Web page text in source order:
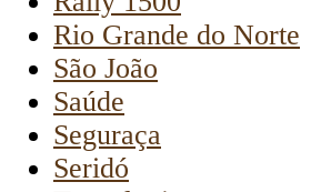
Rio Grande do Norte
São João
Saúde
Seguraça
Seridó